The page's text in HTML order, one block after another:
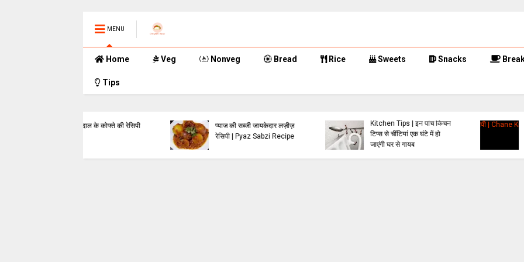
MENU
Home Veg Nonveg Bread Rice Sweets Snacks
Tips
प्याज की सब्जी जायकेदार लज़ीज़
रेसिपी | Pyaz Sabzi Recipe
Kitchen Tips | इन पांच किचन
टिप्स से चींटियां एक घंटे में हो
जाएंगी घर से गायब
बनाने की रेसिपी | Chane Ki